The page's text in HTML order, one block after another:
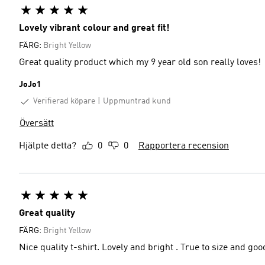
Lovely vibrant colour and great fit!
FÄRG: Bright Yellow
Great quality product which my 9 year old son really loves!
JoJo1
Verifierad köpare
Uppmuntrad kund
Översätt
Hjälpte detta? 0 0 Rapportera recension
Great quality
FÄRG: Bright Yellow
Nice quality t-shirt. Lovely and bright . True to size and